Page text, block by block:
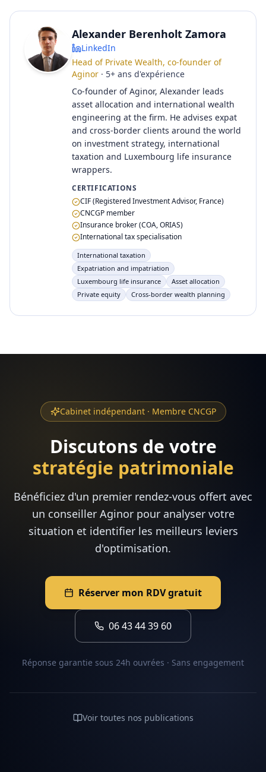
Alexander Berenholt Zamora
LinkedIn
Head of Private Wealth, co-founder of
Aginor · 5+ ans d'expérience
Co-founder of Aginor, Alexander leads
asset allocation and international wealth
engineering at the firm. He advises expat
and cross-border clients around the world
on investment strategy, international
taxation and Luxembourg life insurance
wrappers.
CERTIFICATIONS
CIF (Registered Investment Advisor, France)
CNCGP member
Insurance broker (COA, ORIAS)
International tax specialisation
International taxation
Expatriation and impatriation
Luxembourg life insurance
Asset allocation
Private equity
Cross-border wealth planning
Cabinet indépendant · Membre CNCGP
Discutons de votre
stratégie patrimoniale
Bénéficiez d'un premier rendez-vous offert avec
un conseiller Aginor pour analyser votre
situation et identifier les meilleurs leviers
d'optimisation.
Réserver mon RDV gratuit
06 43 44 39 60
Réponse garantie sous 24h ouvrées · Sans engagement
Voir toutes nos publications